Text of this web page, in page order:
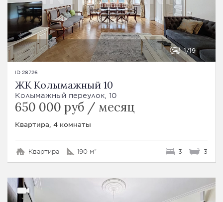
1 19
ID 28726
ЖК Колымажный 10
Колымажный переулок, 10
650 000 руб / месяц
Квартира, 4 комнаты
Квартира 190 м² 3 3